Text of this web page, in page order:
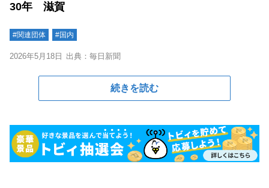
30年 滋賀
#関連団体 #国内
2026年5月18日 出典：毎日新聞
続きを読む